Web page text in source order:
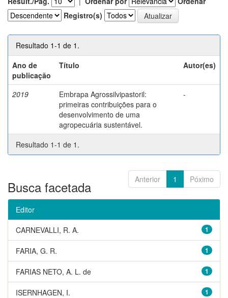
Registro(s)
Resultado 1-1 de 1.
Ano de
publicação
Título Autor(es)
2019
Embrapa Agrossilvipastoril:
primeiras contribuições para o
desenvolvimento de uma
agropecuária sustentável.
-
Resultado 1-1 de 1.
Anterior 1 Póximo
Busca facetada
Editor
1
CARNEVALLI, R. A.
1
FARIA, G. R.
1
FARIAS NETO, A. L. de
1
ISERNHAGEN, I.